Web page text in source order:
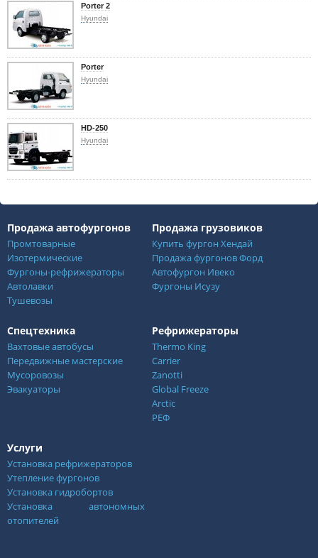
Porter 2
Hyundai
Porter
Hyundai
HD-250
Hyundai
Продажа автофургонов
Промтоварные
Изотермические
Фургоны-рефрижераторы
Автолавки
Тушевозы
Продажа грузовиков
Купить фургон Хендай
Продажа фургонов Форд
Автофургон Ивеко
Фургоны Исузу
Спецтехника
Вахтовые автобусы
Передвижные мастерские
Мусоровозы
Эвакуаторы
Рефрижераторы
Thermo King
Carrier
Zanotti
Global Freeze
Arctic
РЕФ
Услуги
Установка рефрижераторов
Утепление фургонов
Установка гидробортов
Установка автономных
отопителей